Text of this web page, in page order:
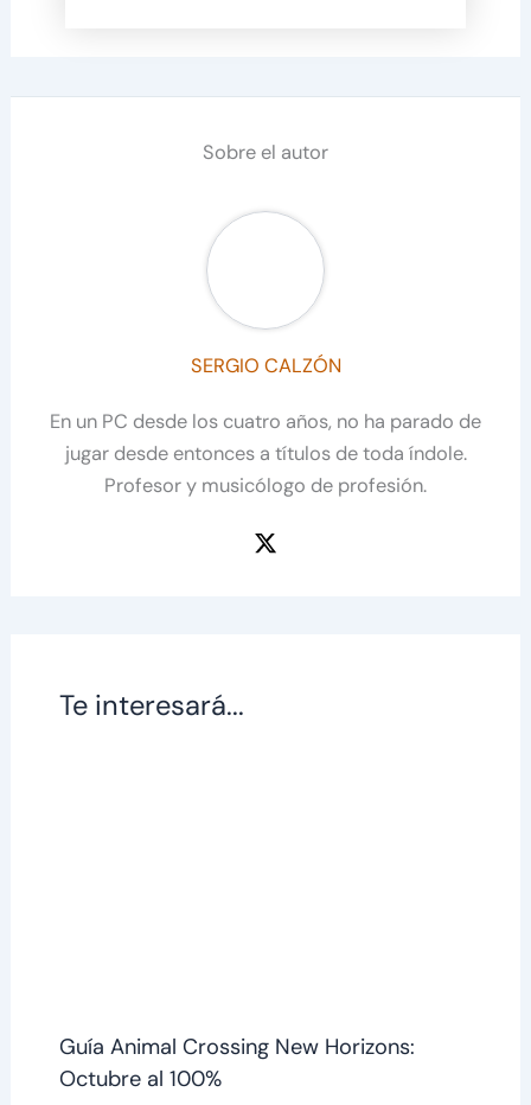
Sobre el autor
SERGIO CALZÓN
En un PC desde los cuatro años, no ha parado de
jugar desde entonces a títulos de toda índole.
Profesor y musicólogo de profesión.
Te interesará...
Guía Animal Crossing New Horizons:
Octubre al 100%